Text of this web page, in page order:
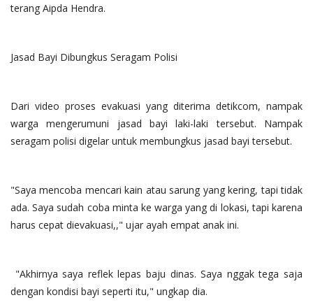
terang Aipda Hendra.
Jasad Bayi Dibungkus Seragam Polisi
Dari video proses evakuasi yang diterima detikcom, nampak
warga mengerumuni jasad bayi laki-laki tersebut. Nampak
seragam polisi digelar untuk membungkus jasad bayi tersebut.
"Saya mencoba mencari kain atau sarung yang kering, tapi tidak
ada. Saya sudah coba minta ke warga yang di lokasi, tapi karena
harus cepat dievakuasi,," ujar ayah empat anak ini.
"Akhirnya saya reflek lepas baju dinas. Saya nggak tega saja
dengan kondisi bayi seperti itu," ungkap dia.